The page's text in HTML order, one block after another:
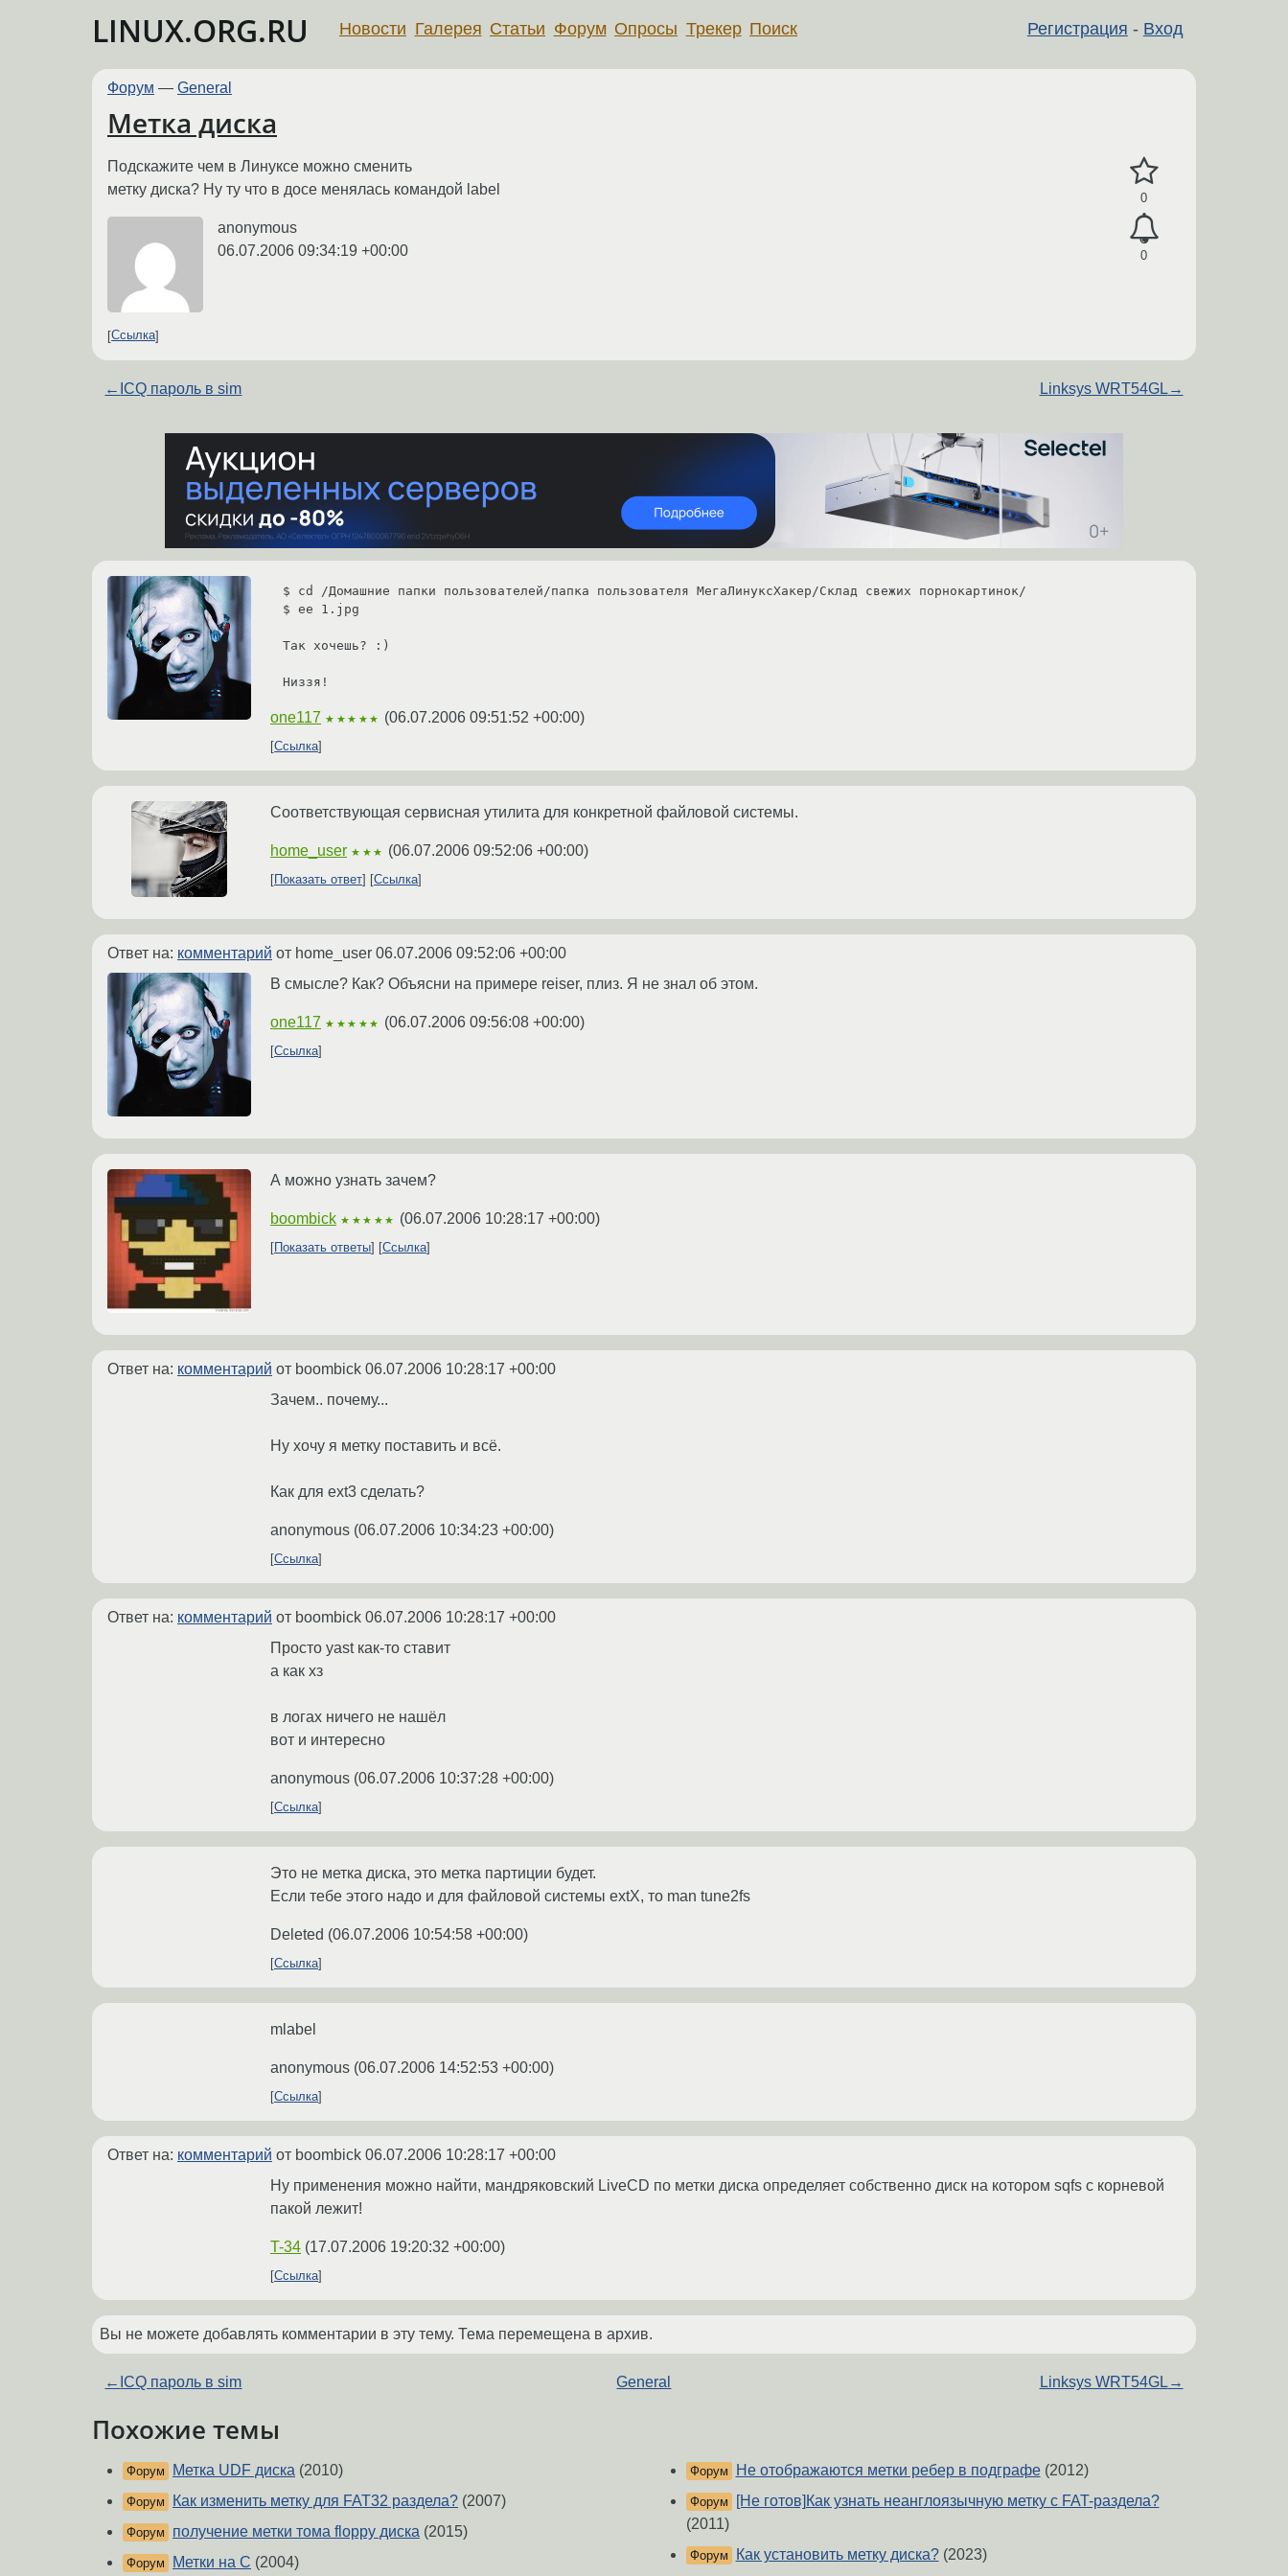
LINUX.ORG.RU Регистрация - Вход
Новости Галерея Статьи Форум Опросы Трекер Поиск
Форум — General
Метка диска
0
0
Подскажите чем в Линуксе можно сменить
метку диска? Ну ту что в досе менялась командой label
anonymous
06.07.2006 09:34:19 +00:00
Ссылка
← ICQ пароль в sim Linksys WRT54GL →
$ cd /Домашние папки пользователей/папка пользователя МегаЛинуксХакер/Склад свежих порнокартинок/
$ ee 1.jpg
Так хочешь? :)
Низзя!
one117 ★★★★★ (06.07.2006 09:51:52 +00:00)
Ссылка
Соответствующая сервисная утилита для конкретной файловой системы.
home_user ★★★ (06.07.2006 09:52:06 +00:00)
Показать ответ Ссылка
Ответ на: комментарий от home_user 06.07.2006 09:52:06 +00:00
В смысле? Как? Объясни на примере reiser, плиз. Я не знал об этом.
one117 ★★★★★ (06.07.2006 09:56:08 +00:00)
Ссылка
А можно узнать зачем?
boombick ★★★★★ (06.07.2006 10:28:17 +00:00)
Показать ответы Ссылка
Ответ на: комментарий от boombick 06.07.2006 10:28:17 +00:00
Зачем.. почему...
Ну хочу я метку поставить и всё.
Как для ext3 сделать?
anonymous (06.07.2006 10:34:23 +00:00)
Ссылка
Ответ на: комментарий от boombick 06.07.2006 10:28:17 +00:00
Просто yast как-то ставит
а как хз
в логах ничего не нашёл
вот и интересно
anonymous (06.07.2006 10:37:28 +00:00)
Ссылка
Это не метка диска, это метка партиции будет.
Если тебе этого надо и для файловой системы extX, то man tune2fs
Deleted (06.07.2006 10:54:58 +00:00)
Ссылка
mlabel
anonymous (06.07.2006 14:52:53 +00:00)
Ссылка
Ответ на: комментарий от boombick 06.07.2006 10:28:17 +00:00
Ну применения можно найти, мандряковский LiveCD по метки диска определяет собственно диск на котором sqfs с корневой
пакой лежит!
T-34 (17.07.2006 19:20:32 +00:00)
Ссылка
Вы не можете добавлять комментарии в эту тему. Тема перемещена в архив.
← ICQ пароль в sim General Linksys WRT54GL →
Похожие темы
Форум Метка UDF диска (2010)
Форум Как изменить метку для FAT32 раздела? (2007)
Форум получение метки тома floppy диска (2015)
Форум Метки на С (2004)
Форум Не отображаются метки ребер в подграфе(2012)
Форум
[Не готов]Как узнать неанглоязычную метку с FAT-раздела?
(2011)
Форум Как установить метку диска?(2023)